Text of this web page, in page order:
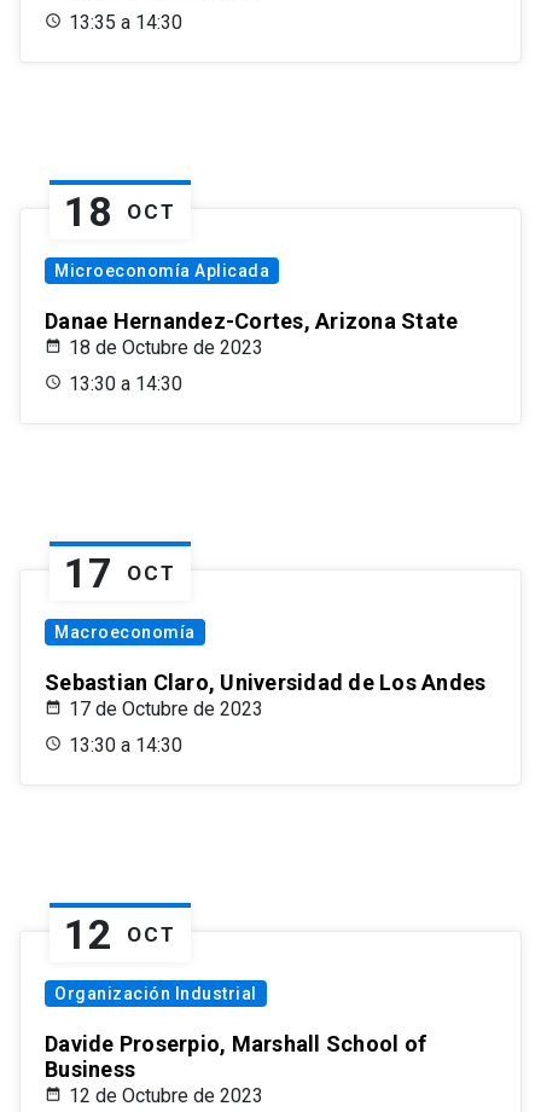
13:35 a 14:30
18 OCT
Microeconomía Aplicada
Danae Hernandez-Cortes, Arizona State
18 de Octubre de 2023
13:30 a 14:30
17 OCT
Macroeconomía
Sebastian Claro, Universidad de Los Andes
17 de Octubre de 2023
13:30 a 14:30
12 OCT
Organización Industrial
Davide Proserpio, Marshall School of
Business
12 de Octubre de 2023